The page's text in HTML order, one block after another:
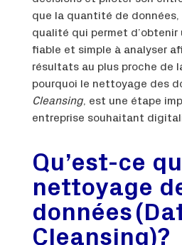
que la quantité de données,
qualité qui permet d’obtenir
fiable et simple à analyser
résultats au plus proche de
pourquoi le nettoyage des
Cleansing, est une étape
entreprise souhaitant
Qu’est-ce
nettoyage
données
Cleansing)?